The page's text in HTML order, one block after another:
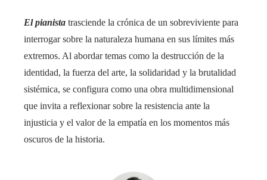
El pianista trasciende la crónica de un sobreviviente para
interrogar sobre la naturaleza humana en sus límites más
extremos. Al abordar temas como la destrucción de la
identidad, la fuerza del arte, la solidaridad y la brutalidad
sistémica, se configura como una obra multidimensional
que invita a reflexionar sobre la resistencia ante la
injusticia y el valor de la empatía en los momentos más
oscuros de la historia.